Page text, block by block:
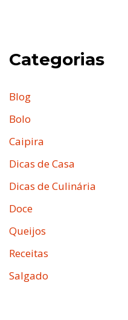
Categorias
Blog
Bolo
Caipira
Dicas de Casa
Dicas de Culinária
Doce
Queijos
Receitas
Salgado